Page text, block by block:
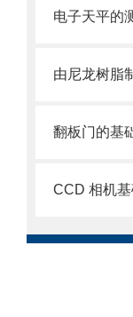
电子天平的
由尼龙树脂
翻板门的基
CCD 相机